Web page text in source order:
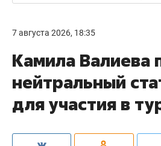
7 августа 2026, 18:35
Камила Валиева
нейтральный
для участия в